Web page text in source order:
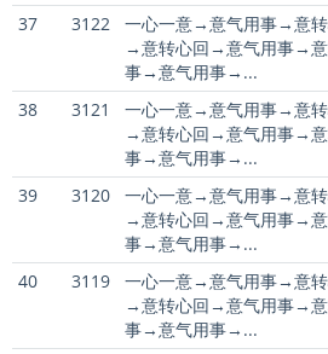
37 3122
一心一意→意气用事→意
→意转心回→意气用事→
事→意气用事→...
38 3121
一心一意→意气用事→意
→意转心回→意气用事→
事→意气用事→...
39 3120
一心一意→意气用事→意
→意转心回→意气用事→
事→意气用事→...
40 3119
一心一意→意气用事→意
→意转心回→意气用事→
事→意气用事→...